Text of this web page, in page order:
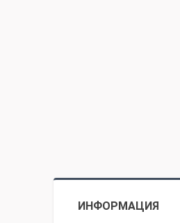
ИНФОРМАЦИЯ